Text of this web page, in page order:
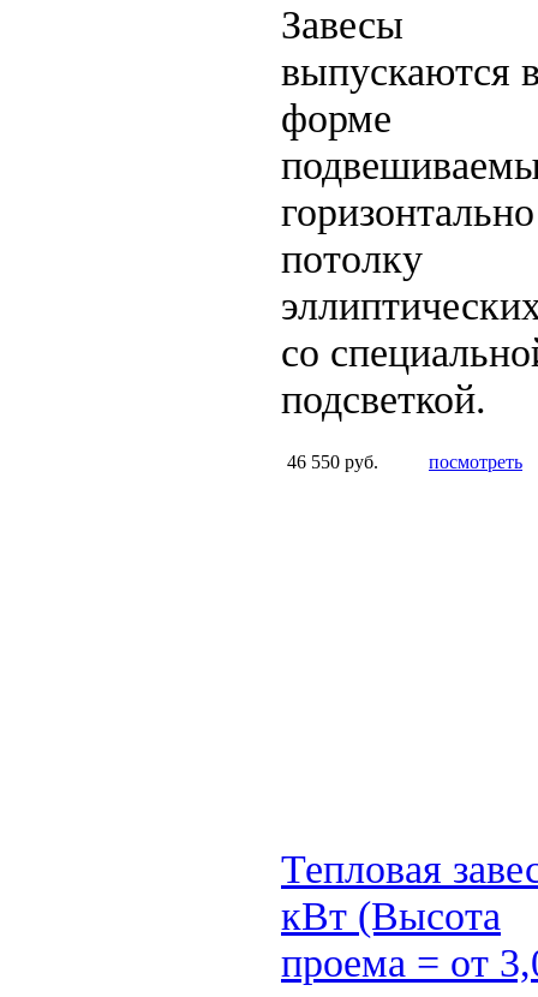
Завесы
выпускаются
форме
потолку
со
подсветкой.
46 550 руб. посмотреть
Тепловая
кВт (Высота
проема = от